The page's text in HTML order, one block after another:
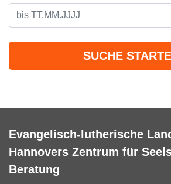
SUCHE
Evangelisch-lutherische
Hannovers Zentrum für
Beratung